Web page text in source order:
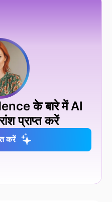
के बारे में AI
प्राप्त करें
करें